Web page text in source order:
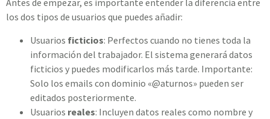
Antes de empezar, es importante entender la diferencia entre
los dos tipos de usuarios que puedes añadir:
Usuarios ficticios: Perfectos cuando no tienes toda la
información del trabajador. El sistema generará datos
ficticios y puedes modificarlos más tarde. Importante:
Solo los emails con dominio «@aturnos» pueden ser
editados posteriormente.
Usuarios reales: Incluyen datos reales como nombre y